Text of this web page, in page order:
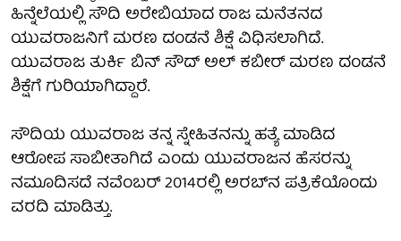
ಹಿನ್ನೆಲೆಯಲ್ಲಿ ಸೌದಿ ಅರೇಬಿಯಾದ ರಾಜ ಮನೆತನದ
ಯುವರಾಜನಿಗೆ ಮರಣ ದಂಡನೆ ಶಿಕ್ಷೆ ವಿಧಿಸಲಾಗಿದೆ.
ಯುವರಾಜ ತುರ್ಕಿ ಬಿನ್ ಸೌದ್ ಅಲ್ ಕಬೀರ್ ಮರಣ ದಂಡನೆ
ಶಿಕ್ಷೆಗೆ ಗುರಿಯಾಗಿದ್ದಾರೆ.
ಸೌದಿಯ ಯುವರಾಜ ತನ್ನ ಸ್ನೇಹಿತನನ್ನು ಹತ್ಯೆ ಮಾಡಿದ
ಆರೋಪ ಸಾಬೀತಾಗಿದೆ ಎಂದು ಯುವರಾಜನ ಹೆಸರನ್ನು
ನಮೂದಿಸದೆ ನವೆಂಬರ್ 2014ರಲ್ಲಿ ಅರಬ್​ನ ಪತ್ರಿಕೆಯೊಂದು
ವರದಿ ಮಾಡಿತ್ತು.